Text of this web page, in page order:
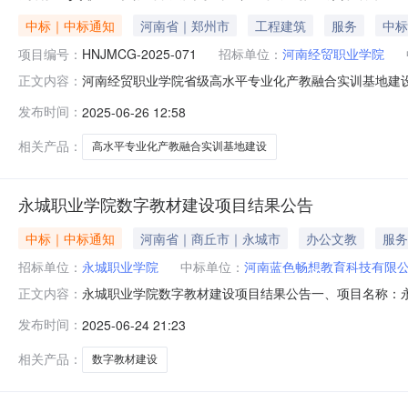
中标｜中标通知 河南省｜郑州市 工程建筑 服务
中
项目编号： HNJMCG-2025-071 招标单位： 河南经贸职业学院
正文内容： 河南经贸职业学院省级高水平专业化产教融合实训基地
06月16日5、评审日期：2025年06月26日二、项目要求
融
发布时间： 2025-06-26 12:58
相关产品：
高水平专业化产教融合实训基地建设
永城职业学院数字教材建设项目结果公告
中标｜中标通知 河南省｜商丘市｜永城市 办公文教
服务
招标单位： 永城职业学院 中标单位： 河南蓝色畅想教育科技有限
正文内容： 永城职业学院数字教材建设项目结果公告一、项目名称
中标（成交）供应商：河南蓝色畅想教育科技有限公司
果使自己的权益受到损害
发布时间： 2025-06-24 21:23
相关产品：
数字教材建设